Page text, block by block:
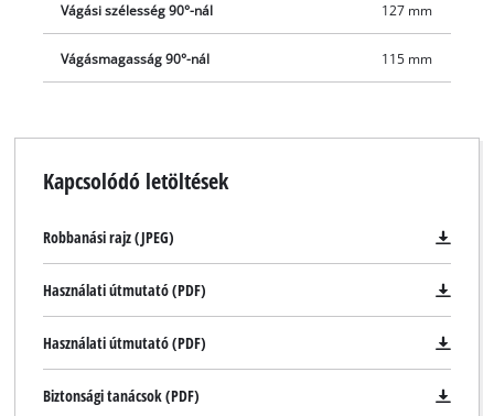
Vágási szélesség 90°-nál 127 mm
Vágásmagasság 90°-nál 115 mm
Kapcsolódó letöltések
Robbanási rajz (JPEG)
Használati útmutató (PDF)
Használati útmutató (PDF)
Biztonsági tanácsok (PDF)